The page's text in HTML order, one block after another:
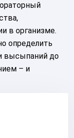
в организме.
определить
высыпаний до
– и